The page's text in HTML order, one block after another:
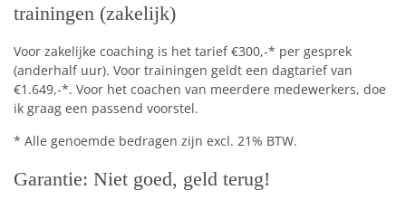
trainingen (zakelijk)
Voor zakelijke coaching is het tarief €300,-* per gesprek
(anderhalf uur). Voor trainingen geldt een dagtarief van
€1.649,-*. Voor het coachen van meerdere medewerkers, doe
ik graag een passend voorstel.
* Alle genoemde bedragen zijn excl. 21% BTW.
Garantie: Niet goed, geld terug!